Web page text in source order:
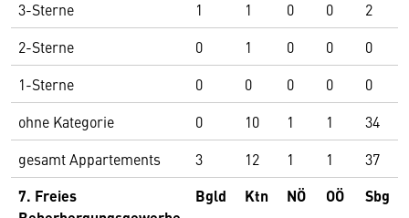
3-Sterne 1 1 0 0 2
2-Sterne
0 1 0 0 0
1-Sterne
0 0 0 0 0
ohne Kategorie
0 10 1 1 34
gesamt Appartements
3 12 1 1 37
7. Freies
Bgld Ktn NÖ OÖ Sbg